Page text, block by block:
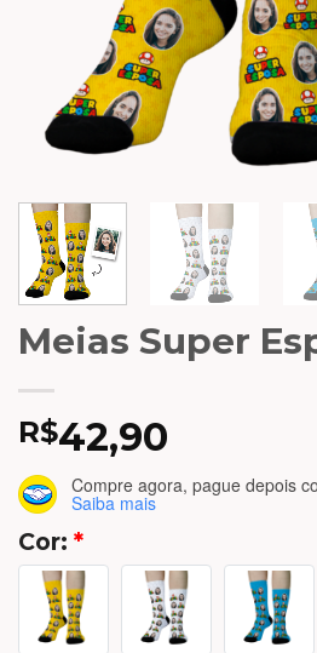
Meias Super
R$42,90
Compre agora, pague depois
Saiba mais
Cor: *